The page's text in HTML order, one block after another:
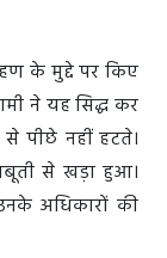
के मुद्दे पर किए
ने यह सिद्ध कर
पीछे नहीं हटते।
से खड़ा हुआ।
अधिकारों की